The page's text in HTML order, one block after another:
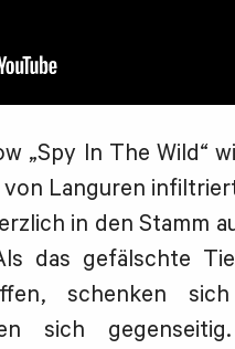
„Spy In The Wild“
Languren
in den Stamm
das gefälschte
schenken sich
sich